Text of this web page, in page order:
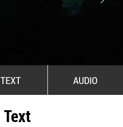
All Stars For Outernational
TEXT AUDIO
Text